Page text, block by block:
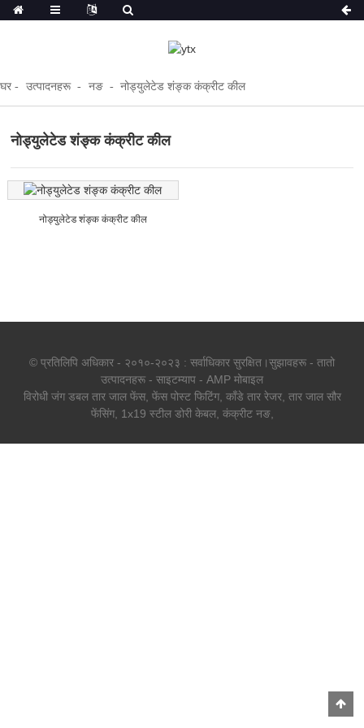
घर उत्पादनहरू नङ नोड्युलेटेड शंङ्क कंक्रीट कील
नोड्युलेटेड शंङ्क कंक्रीट कील
नोड्युलेटेड शंङ्क कंक्रीट कील
© प्रतिलिपि अधिकार - २०१०-२०२३ : सर्वाधिकार सुरक्षित।सुझावहरू - तातो
उत्पादनहरू - साइटम्याप - AMP मोबाइल
विरोधी जंग डबल तार जाल फेंस, फेंस पोस्ट फिटिंग, काँडे तार रेजर, तार जाल सौर
फेंसिंग, 1x19 स्टील डोरी केबल, कंक्रीट नङ,